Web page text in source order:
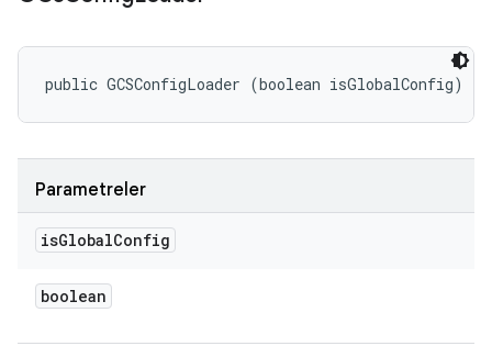
public GCSConfigLoader (boolean isGlobalConfig)
Parametreler
isGlobalConfig
boolean